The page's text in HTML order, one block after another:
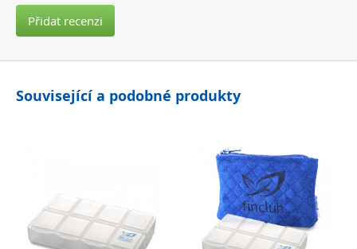
Přidat recenzi
Související a podobné produkty